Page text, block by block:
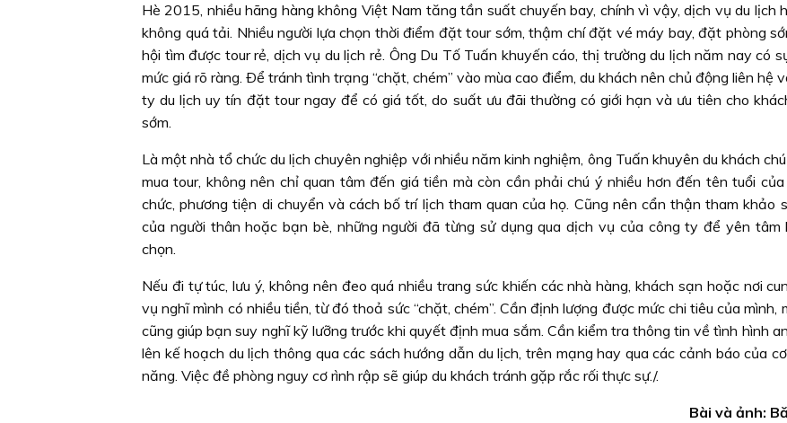
Hè 2015, nhiều hãng hàng không Việt Nam tăng tần suất chuyến bay, chính vì vậy, dịch vụ du lịch
không quá tải. Nhiều người lựa chọn thời điểm đặt tour sớm, thậm chí đặt vé máy bay, đặt phòng
hội tìm được tour rẻ, dịch vụ du lịch rẻ. Ông Du Tố Tuấn khuyến cáo, thị trường du lịch năm nay có
mức giá rõ ràng. Ðể tránh tình trạng “chặt, chém” vào mùa cao điểm, du khách nên chủ động liên hệ
ty du lịch uy tín đặt tour ngay để có giá tốt, do suất ưu đãi thường có giới hạn và ưu tiên cho
sớm.
Là một nhà tổ chức du lịch chuyên nghiệp với nhiều năm kinh nghiệm, ông Tuấn khuyên du khách
mua tour, không nên chỉ quan tâm đến giá tiền mà còn cần phải chú ý nhiều hơn đến tên tuổi
chức, phương tiện di chuyển và cách bố trí lịch tham quan của họ. Cũng nên cẩn thận tham khảo
của người thân hoặc bạn bè, những người đã từng sử dụng qua dịch vụ của công ty để yên tâm
chọn.
Nếu đi tự túc, lưu ý, không nên đeo quá nhiều trang sức khiến các nhà hàng, khách sạn hoặc nơi
vụ nghĩ mình có nhiều tiền, từ đó thoả sức “chặt, chém”. Cần định lượng được mức chi tiêu của mình,
cũng giúp bạn suy nghĩ kỹ lưỡng trước khi quyết định mua sắm. Cần kiểm tra thông tin về tình hình
lên kế hoạch du lịch thông qua các sách hướng dẫn du lịch, trên mạng hay qua các cảnh báo của
năng. Việc đề phòng nguy cơ rình rập sẽ giúp du khách tránh gặp rắc rối thực sự./.
Bài và ảnh: